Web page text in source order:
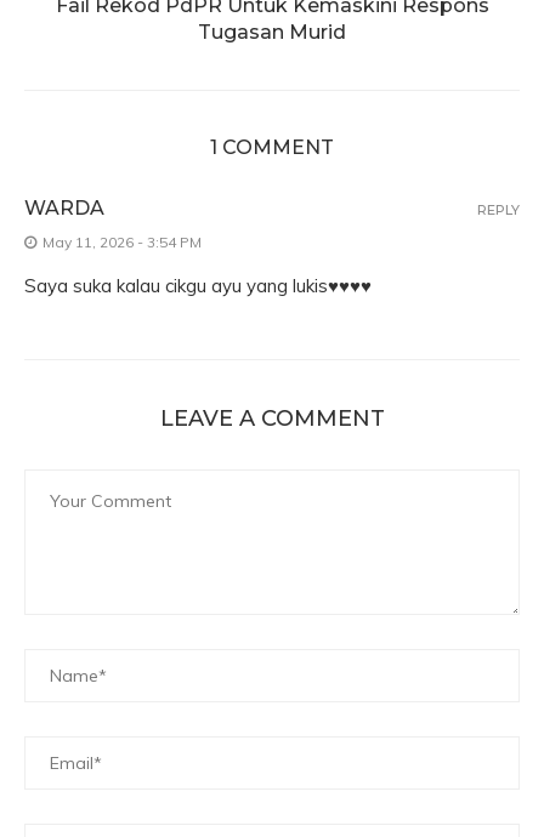
Fail Rekod PdPR Untuk Kemaskini Respons
Tugasan Murid
1 COMMENT
WARDA
May 11, 2026 - 3:54 PM
Saya suka kalau cikgu ayu yang lukis♥️♥️♥️♥️
REPLY
LEAVE A COMMENT